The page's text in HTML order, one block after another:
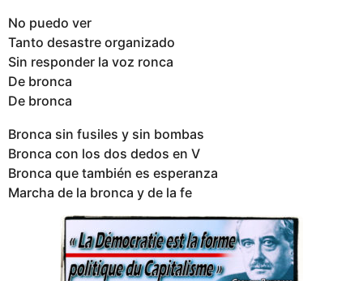
No puedo ver
Tanto desastre organizado
Sin responder la voz ronca
De bronca
De bronca
Bronca sin fusiles y sin bombas
Bronca con los dos dedos en V
Bronca que también es esperanza
Marcha de la bronca y de la fe